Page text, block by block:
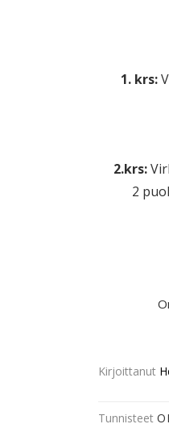
1. krs:
2.krs:
2
Kirjoittanut
Tunnisteet